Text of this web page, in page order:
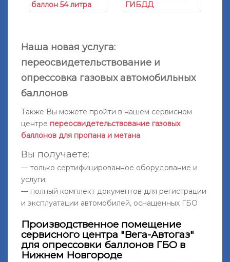
баллон 54 литра
ГИБДД
Наша новая услуга:
переосвидетельствование и
опрессовка газовых автомобильных
баллонов
Также Вы можете пройти в нашем сервисном
центре переосвидетельствование газовых
баллонов для пропана и метана
Вы получаете:
— только сертифицированное оборудование и
услуги;
— полный комплект документов для регистрации
и эксплуатации автомобилей, оснащенных ГБО
Производственное помещение
сервисного центра "Вега-Автогаз"
для опрессовки баллонов ГБО в
Нижнем Новгороде